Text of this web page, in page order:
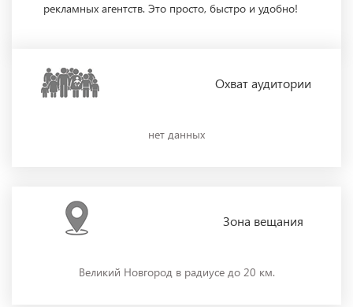
рекламных агентств. Это просто, быстро и удобно!
Охватаудитории
нет данных
Зона вещания
Великий Новгород в радиусе до 20 км.